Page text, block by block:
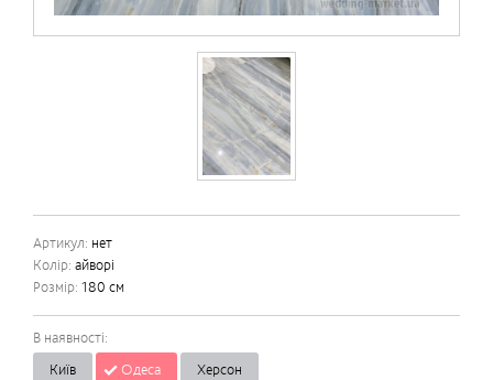
Артикул: нет
Колір: айворі
Розмір: 180 см
В наявності:
Київ
Одеса Херсон